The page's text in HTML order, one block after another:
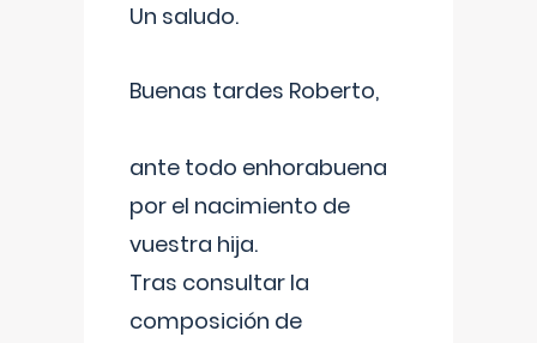
Un saludo.
Buenas tardes Roberto,
ante todo enhorabuena
por el nacimiento de
vuestra hija.
Tras consultar la
composición de